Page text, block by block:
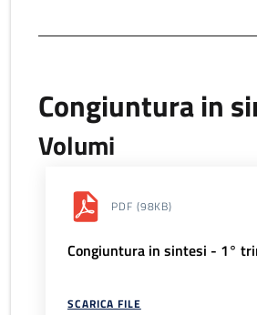
Congiuntura in
Volumi
PDF (98KB)
Congiuntura in sintesi - 1°
SCARICA FILE